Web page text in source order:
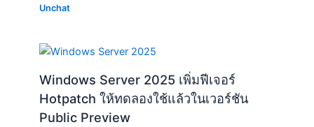
Unchat
Windows Server 2025 เพิ่มฟีเจอร์
Hotpatch ให้ทดลองใช้แล้วในเวอร์ชัน
Public Preview